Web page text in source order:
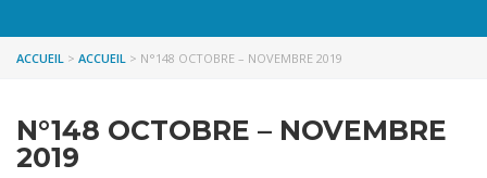
ACCUEIL > ACCUEIL > N°148 OCTOBRE – NOVEMBRE 2019
N°148 OCTOBRE – NOVEMBRE
2019